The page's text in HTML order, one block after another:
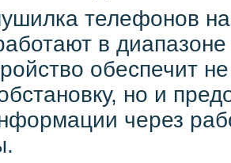
телефонов
в
обеспечит
но и
через